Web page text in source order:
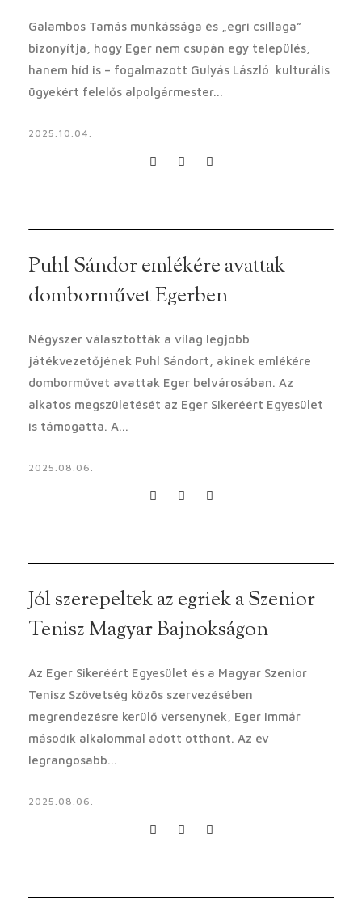
Galambos Tamás munkássága és „egri csillaga”
bizonyítja, hogy Eger nem csupán egy település,
hanem híd is – fogalmazott Gulyás László kulturális
ügyekért felelős alpolgármester...
2025.10.04.
Puhl Sándor emlékére avattak
domborművet Egerben
Négyszer választották a világ legjobb
játékvezetőjének Puhl Sándort, akinek emlékére
domborművet avattak Eger belvárosában. Az
alkatos megszületését az Eger Sikeréért Egyesület
is támogatta. A...
2025.08.06.
Jól szerepeltek az egriek a Szenior
Tenisz Magyar Bajnokságon
Az Eger Sikeréért Egyesület és a Magyar Szenior
Tenisz Szövetség közös szervezésében
megrendezésre kerülő versenynek, Eger immár
második alkalommal adott otthont. Az év
legrangosabb...
2025.08.06.